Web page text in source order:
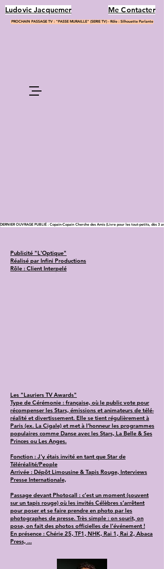
Ludovic Jacquemer Me Contacter
Publicité "L'Optique"
Réalisé par Infini Productions
Rôle : Client Interpelé
PROCHAIN PASSAGE TV : "PASSE MURAILLE" (SERIE TV) - Rôle : Silhouette Parlante
DERNIER OUVRAGE PUBLIÉ : Copain-Copain Cherche des Amis (Livre pour les tout-petits, dès 3
Les "Lauriers TV Awards"
Type de Cérémonie : française, où le public vote pour
récompenser les Stars, émissions et animateurs de télé-
réalité et divertissement. Elle se tient régulièrement à
Paris (ex. La Cigale) et met à l’honneur les programmes
populaires comme Danse avec les Stars, La Belle & Ses
Princes ou Les Anges.
Fonction : J'y étais invité en tant que Star de
Téléréalité/People
Arrivée : Dépôt Limousine & Tapis Rouge, Interviews
Presse Internationale,
Passage devant Photocall : c’est un moment (souvent
sur un tapis rouge) où les invités Célèbres s’arrêtent
pour poser et se faire prendre en photo par les
photographes de presse. Très simple : on sourit, on
pose, on fait des photos officielles de l’événement !
En présence : Chérie 25, TF1, NHK, Rai 1, Rai 2, Abaca
Press, ...